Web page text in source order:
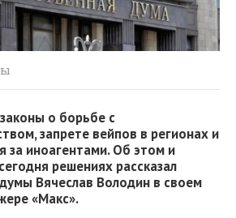
о борьбе с
запрете вейпов в регионах и
за иноагентами. Об этом и
решениях рассказал
Вячеслав Володин в своем
«Макс».